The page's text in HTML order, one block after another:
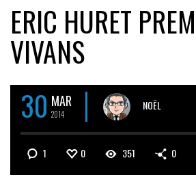
ERIC HURET
VIVANS
30 MAR
2014
NOËL
1 0 351 0